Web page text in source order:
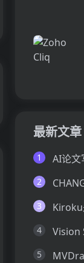
最新文章
1
2
3
4
5